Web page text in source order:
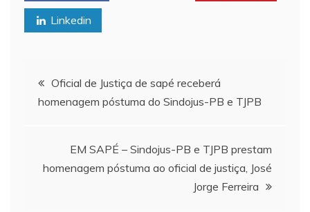
Linkedin
Navegação de Post
Oficial de Justiça de sapé receberá
homenagem póstuma do Sindojus-PB e TJPB
EM SAPÉ – Sindojus-PB e TJPB prestam
homenagem póstuma ao oficial de justiça, José
Jorge Ferreira